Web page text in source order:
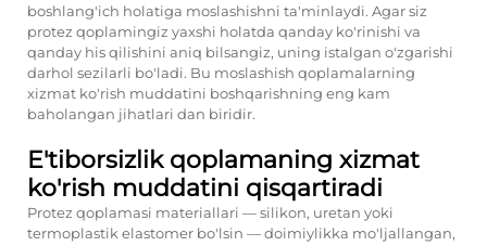
boshlang'ich holatiga moslashishni ta'minlaydi. Agar siz
protez qoplamingiz yaxshi holatda qanday ko'rinishi va
qanday his qilishini aniq bilsangiz, uning istalgan o'zgarishi
darhol sezilarli bo'ladi. Bu moslashish qoplamalarning
xizmat ko'rish muddatini boshqarishning eng kam
baholangan jihatlari dan biridir.
E'tiborsizlik qoplamaning xizmat
ko'rish muddatini qisqartiradi
Protez qoplamasi materiallari — silikon, uretan yoki
termoplastik elastomer bo'lsin — doimiylikka mo'ljallangan,